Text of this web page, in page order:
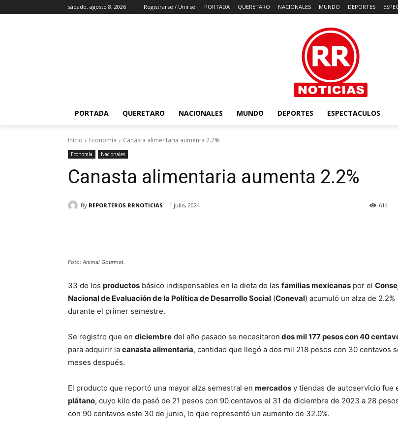
sábado, agosto 8, 2026 Registrarse / Unirse PORTADA QUERETARO NACIONALES MUNDO DEPORTES
PORTADA QUERETARO NACIONALES MUNDO DEPORTES ESPECTACULOS
Inicio Economía Canasta alimentaria aumenta 2.2%
Economía Nacionales
Canasta alimentaria aumenta 2.2%
By REPORTEROS RRNOTICIAS 1 julio, 2024 614
Foto: Animal Gourmet.
33 de los productos básico indispensables en la dieta de las familias mexicanas por el
Nacional de Evaluación de la Política de Desarrollo Social (Coneval) acumuló un alza de 2.2%
durante el primer semestre.
Se registro que en diciembre del año pasado se necesitaron dos mil 177 pesos con 40
para adquirir la canasta alimentaria, cantidad que llegó a dos mil 218 pesos con 30 centavos
meses después.
El producto que reportó una mayor alza semestral en mercados y tiendas de autoservicio fue
plátano, cuyo kilo de pasó de 21 pesos con 90 centavos el 31 de diciembre de 2023 a 28
con 90 centavos este 30 de junio, lo que representó un aumento de 32.0%.